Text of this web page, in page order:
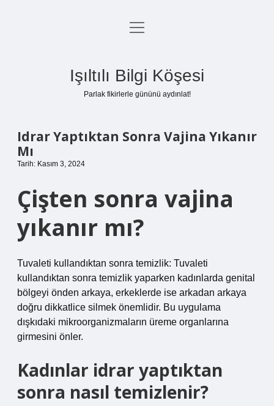
Anasayfa
Yasal Uyarı
menüyü
Işıltılı Bilgi Köşesi
Parlak fikirlerle gününü aydınlat!
Idrar Yaptıktan Sonra Vajina Yıkanır
Mı
Tarih: Kasım 3, 2024
Çişten sonra vajina
yıkanır mı?
Tuvaleti kullandıktan sonra temizlik: Tuvaleti
kullandıktan sonra temizlik yaparken kadınlarda genital
bölgeyi önden arkaya, erkeklerde ise arkadan arkaya
doğru dikkatlice silmek önemlidir. Bu uygulama
dışkıdaki mikroorganizmaların üreme organlarına
girmesini önler.
Kadınlar idrar yaptıktan
sonra nasıl temizlenir?